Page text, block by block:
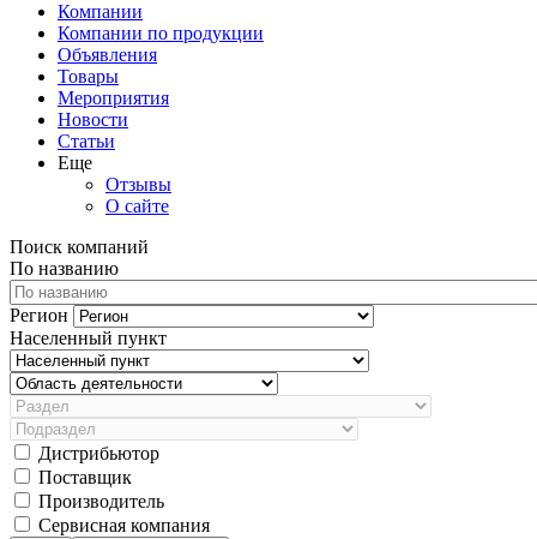
Компании
Компании по продукции
Объявления
Товары
Мероприятия
Новости
Статьи
Еще
Отзывы
О сайте
Поиск компаний
По названию
Регион
Населенный пункт
Дистрибьютор
Поставщик
Производитель
Сервисная компания